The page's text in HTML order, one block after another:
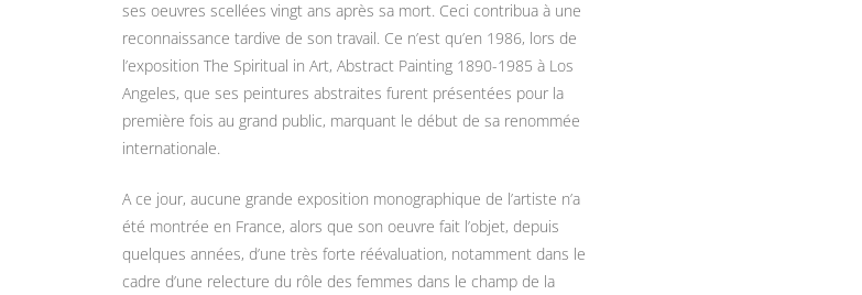
ses oeuvres scellées vingt ans après sa mort. Ceci contribua à une
reconnaissance tardive de son travail. Ce n’est qu’en 1986, lors de
l’exposition The Spiritual in Art, Abstract Painting 1890-1985 à Los
Angeles, que ses peintures abstraites furent présentées pour la
première fois au grand public, marquant le début de sa renommée
internationale.
A ce jour, aucune grande exposition monographique de l’artiste n’a
été montrée en France, alors que son oeuvre fait l’objet, depuis
quelques années, d’une très forte réévaluation, notamment dans le
cadre d’une relecture du rôle des femmes dans le champ de la